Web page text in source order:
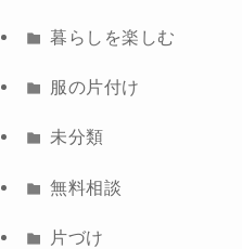
暮らしを楽しむ
服の片付け
未分類
無料相談
片づけ